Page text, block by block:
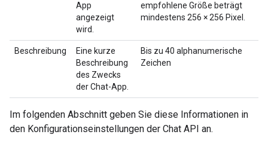
App
angezeigt
wird.
empfohlene Größe beträgt
mindestens 256 × 256 Pixel.
Beschreibung
Eine kurze
Beschreibung
des Zwecks
der Chat-App.
Bis zu 40 alphanumerische
Zeichen
Im folgenden Abschnitt geben Sie diese Informationen in
den Konfigurationseinstellungen der Chat API an.